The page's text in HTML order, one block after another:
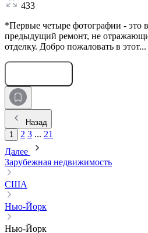
433
*Первые четыре фотографии - это
предыдущий ремонт, не
отделку. Добро пожаловать в этот...
Назад
1
2 3 ... 21
Далее
Зарубежная недвижимость
США
Нью-Йорк
Нью-Йорк